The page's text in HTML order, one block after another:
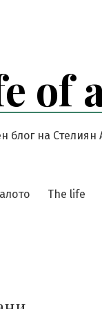
of
блог на Стелиян
The life